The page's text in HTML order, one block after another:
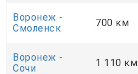
Воронеж -
Смоленск
700 км
Воронеж -
Сочи
1 110 км